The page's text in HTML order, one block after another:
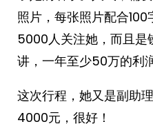
照片，每张照片配合
5000人关注她，而且是
讲，一年至少50万的利润
这次行程，她又是副助
4000元，很好！